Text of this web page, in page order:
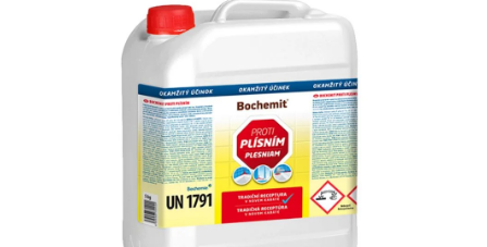
hvězdiček.